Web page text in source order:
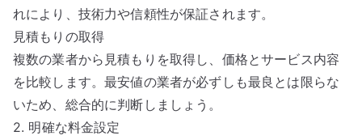
れにより、技術力や信頼性が保証されます。
見積もりの取得
複数の業者から見積もりを取得し、価格とサービス内容
を比較します。最安値の業者が必ずしも最良とは限らな
いため、総合的に判断しましょう。
2. 明確な料金設定